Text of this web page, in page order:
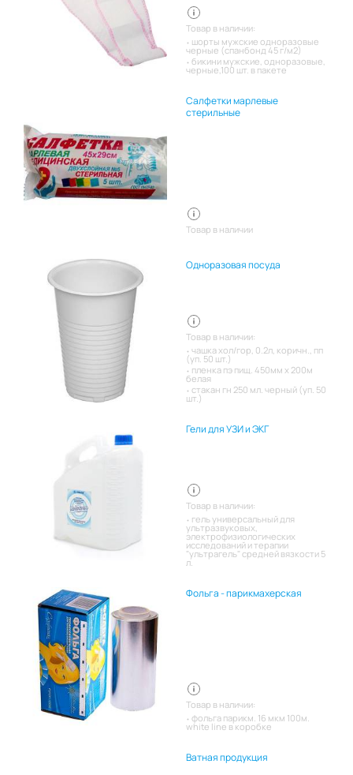
Товар в наличии:
шорты мужские одноразовые
черные (спанбонд 45 г/м2)
бикини мужские, одноразовые,
черные,100 шт. в пакете
Салфетки марлевые
стерильные
Товар в наличии
Одноразовая посуда
Товар в наличии:
чашка хол/гор, 0.2л, коричн., пп
(уп. 50 шт.)
пленка пэ пищ. 450мм х 200м
белая
стакан гн 250 мл. черный (уп. 50
шт.)
Гели для УЗИ и ЭКГ
Товар в наличии:
гель универсальный для
ультразвуковых,
электрофизиологических
исследований и терапии
"ультрагель" средней вязкости 5
л.
Фольга - парикмахерская
Товар в наличии:
фольга парикм. 16 мкм 100м.
white line в коробке
Ватная продукция